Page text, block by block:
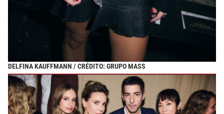
DELFINA KAUFFMANN / CRÉDITO: GRUPO MASS